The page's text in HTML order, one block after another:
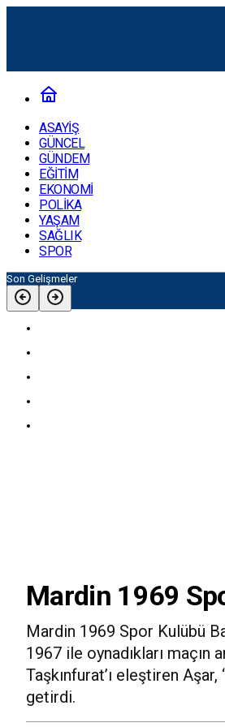
ASAYİŞ
GÜNCEL
GÜNDEM
EĞİTİM
EKONOMİ
POLİKA
YAŞAM
SAĞLIK
SPOR
Son Gelişmeler
Mardin 1969
Mardin 1969 Spor Kulübü
1967 ile oynadıkları maçın
Taşkınfurat’ı eleştiren
getirdi.